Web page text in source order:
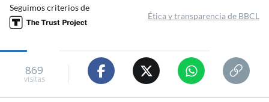
Seguimos criterios de
Ética y transparencia de BBCL
869
visitas